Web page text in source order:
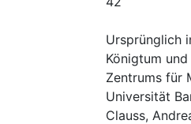
Ursprünglich
Königtum
Zentrums für
Universität
Clauss,